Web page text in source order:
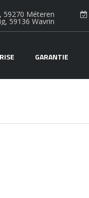
59270 Méteren
59136 Wavrin
GARANTIE